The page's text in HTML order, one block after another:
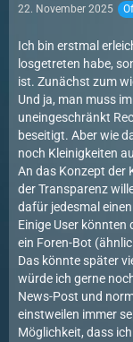
22. November 2025
Ich bin erstmal
losgetreten habe,
ist. Zunächst zum
Und ja, man muss
uneingeschränkt
beseitigt. Aber wie
noch Kleinigkeiten
An das Konzept der
der Transparenz
dafür jedesmal
Einige User
ein Foren-Bot
Das könnte später
würde ich gerne
News-Post und
einstweilen immer
Möglichkeit, dass